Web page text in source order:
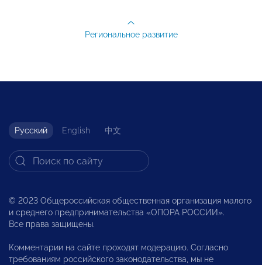
Региональное развитие
Русский English 中文
© 2023 Общероссийская общественная организация малого
и среднего предпринимательства «ОПОРА РОССИИ».
Все права защищены.
Комментарии на сайте проходят модерацию. Согласно
требованиям российского законодательства, мы не